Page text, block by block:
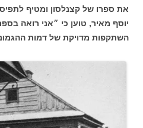
את ספרו של קצנלסון ומטיף
יוסף מאיר, טוען כי ״אני רואה
השתקפות מדויקת של דמות